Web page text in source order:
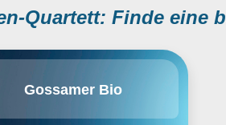
Quartett: Finde eine
Gossamer Bio
discovering, acquiring,
in the disease areas